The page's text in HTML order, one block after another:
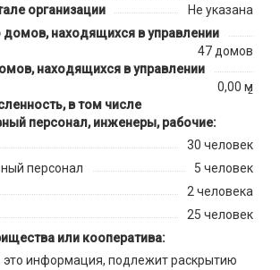
организации
Не указана
домов, находящихся в управлении
47 домов
находящихся в управлении
0,00 м2
в том числе
персонал, инженеры, рабочие:
30 человек
персонал
5 человек
2 человека
25 человек
или кооператива:
это информация, подлежит раскрытию